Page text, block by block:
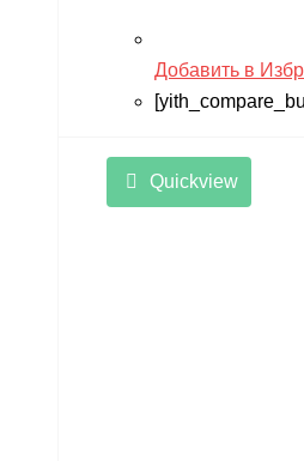
Добавить в
Quickview